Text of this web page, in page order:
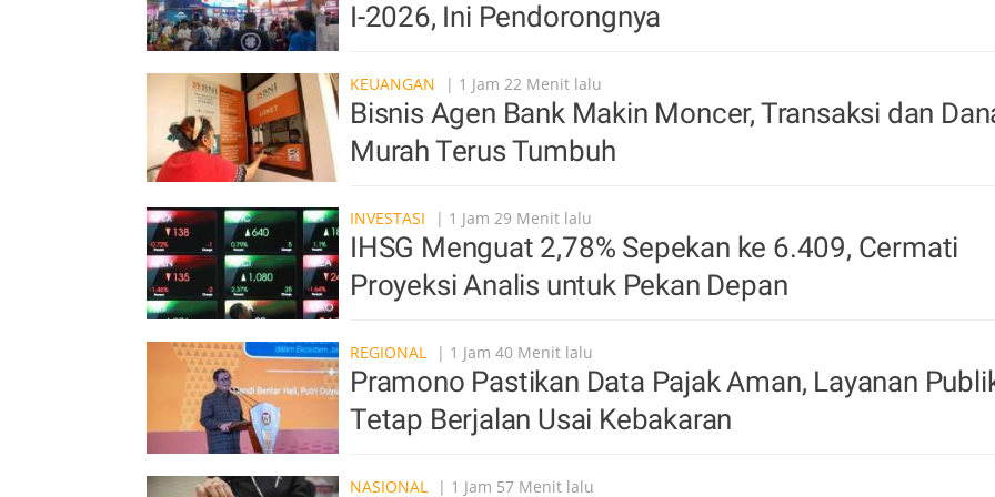
I-2026, Ini Pendorongnya
KEUANGAN | 1 Jam 22 Menit lalu
Bisnis Agen Bank Makin Moncer, Transaksi dan
Murah Terus Tumbuh
INVESTASI | 1 Jam 29 Menit lalu
IHSG Menguat 2,78% Sepekan ke 6.409, Cermati
Proyeksi Analis untuk Pekan Depan
REGIONAL | 1 Jam 40 Menit lalu
Pramono Pastikan Data Pajak Aman, Layanan
Tetap Berjalan Usai Kebakaran
NASIONAL | 1 Jam 57 Menit lalu